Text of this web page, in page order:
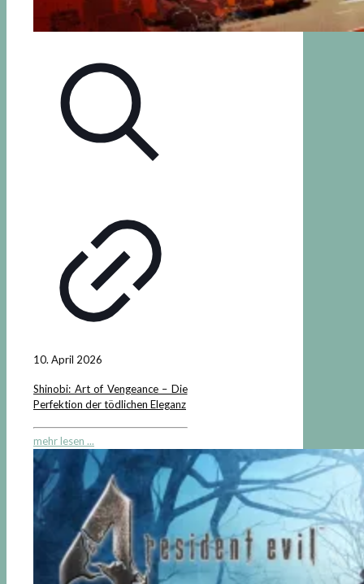
10. April 2026
Shinobi: Art of Vengeance – Die
Perfektion der tödlichen Eleganz
mehr lesen ...